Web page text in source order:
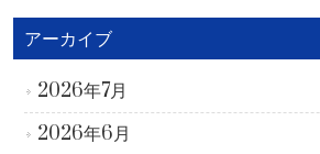
アーカイブ
2026年7月
2026年6月